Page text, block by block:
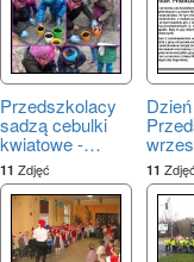
Przedszkolacy
sadzą cebulki
kwiatowe -…
11 Zdjęć
Dzień
11 Zdjęć